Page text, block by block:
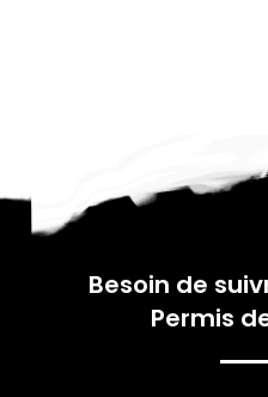
Besoin de
Permis